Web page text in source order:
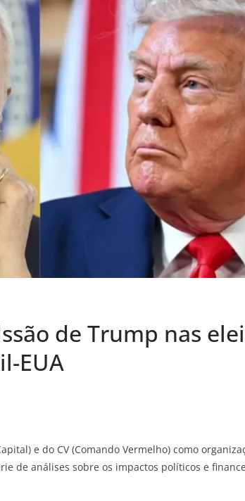
de Trump nas
EUA
e do CV (Comando Vermelho) como
de análises sobre os impactos políticos e